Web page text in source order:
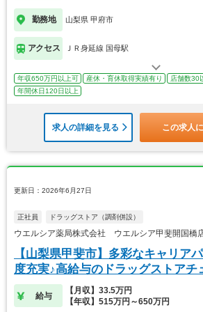
勤務地 山梨県 甲府市
アクセス ＪＲ身延線 国母駅
年収650万円以上可 産休・育休取得実績有り 店舗数30
年間休日120日以上
求人の詳細を見る この求人
更新日：2026年6月27日
正社員 ドラッグストア（調剤併設）
ウエルシア薬局株式会社 ウエルシア甲斐開国橋
【山梨県甲斐市】多彩なキャリア
度充実♪高給与のドラッグストア
給与
【月収】33.5万円
【年収】515万円～650万円